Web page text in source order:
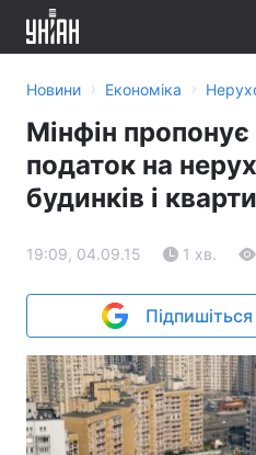
Новини › Економіка ›
Мінфін пропонує
податок на
будинків і
19:09, 04.09.15 1 хв.